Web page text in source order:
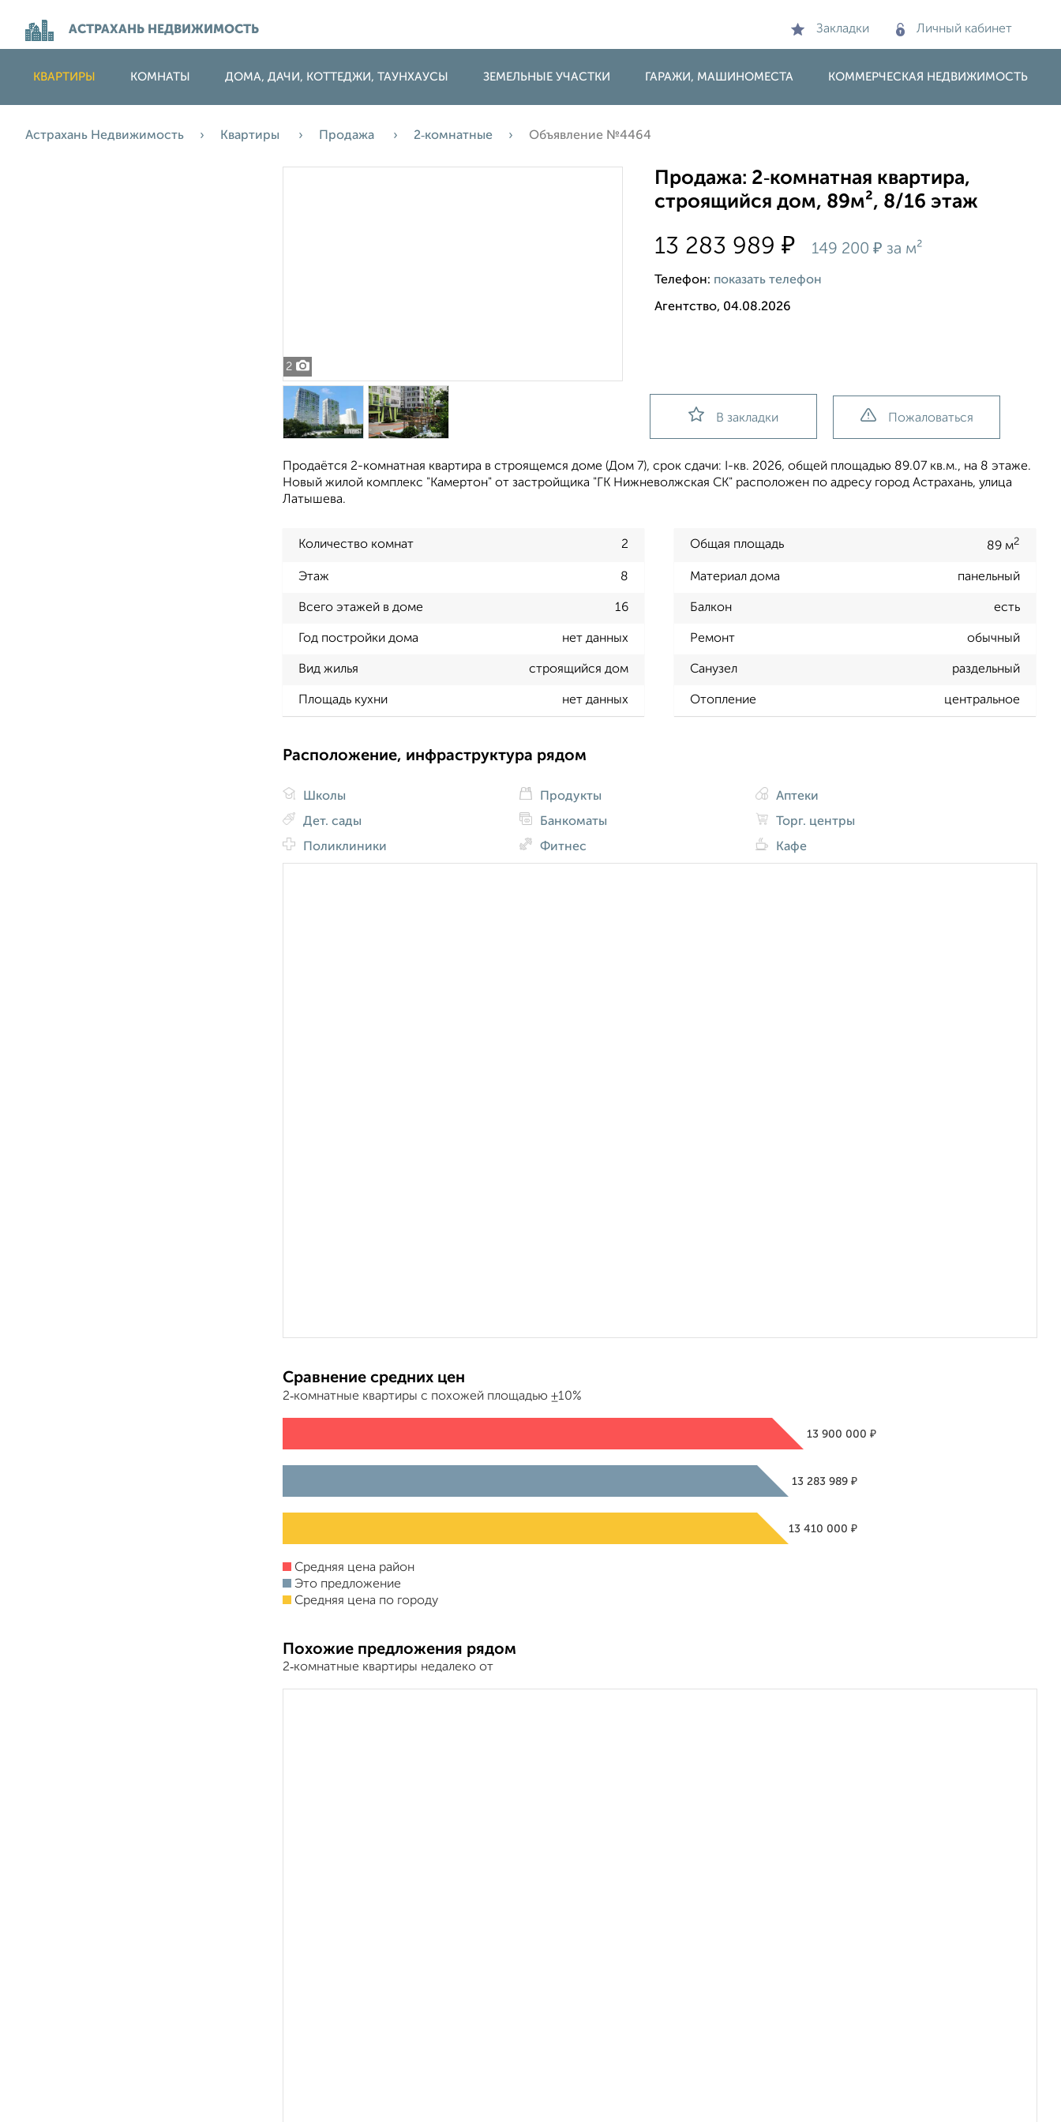
АСТРАХАНЬ НЕДВИЖИМОСТЬ Закладки Личный кабинет
КВАРТИРЫ КОМНАТЫ ДОМА, ДАЧИ, КОТТЕДЖИ, ТАУНХАУСЫ ЗЕМЕЛЬНЫЕ УЧАСТКИ ГАРАЖИ, МАШИНОМЕСТА КОММЕРЧЕСКАЯ НЕДВИЖИМОСТЬ
Астрахань Недвижимость Квартиры Продажа 2‑комнатные Объявление №4464
2
Продажа: 2‑комнатная квартира,
строящийся дом, 89м², 8/16 этаж
13 283 989₽ 149 200₽ за м²
Телефон: показать телефон
Агентство, 04.08.2026
В закладки Пожаловаться
Продаётся 2-комнатная квартира в строящемся доме (Дом 7), срок сдачи: I-кв. 2026, общей площадью 89.07 кв.м., на 8 этаже.
Новый жилой комплекс "Камертон" от застройщика "ГК Нижневолжская СК" расположен по адресу город Астрахань, улица
Латышева.
Количество комнат 2 Общая площадь 89 м2
Этаж 8 Материал дома панельный
Всего этажей в доме 16 Балкон есть
Год постройки дома нет данных Ремонт обычный
Вид жилья строящийся дом Санузел раздельный
Площадь кухни нет данных Отопление центральное
Расположение, инфраструктура рядом
Школы
Дет. сады
Поликлиники
Продукты
Банкоматы
Фитнес
Аптеки
Торг. центры
Кафе
Сравнение средних цен
2‑комнатные квартиры с похожей площадью ±10%
13 900 000₽
13 283 989₽
13 410 000₽
Средняя цена район
Это предложение
Средняя цена по городу
Похожие предложения рядом
2‑комнатные квартиры недалеко от